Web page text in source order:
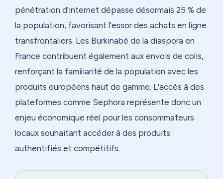
pénétration d'internet dépasse désormais 25 % de
la population, favorisant l'essor des achats en ligne
transfrontaliers. Les Burkinabè de la diaspora en
France contribuent également aux envois de colis,
renforçant la familiarité de la population avec les
produits européens haut de gamme. L'accès à des
plateformes comme Sephora représente donc un
enjeu économique réel pour les consommateurs
locaux souhaitant accéder à des produits
authentifiés et compétitifs.